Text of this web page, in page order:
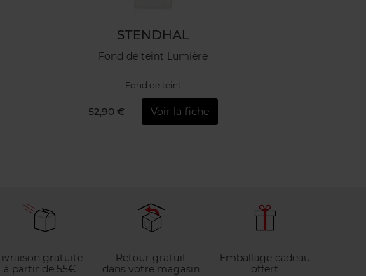
STENDHAL
Fond de teint Lumière
Fond de teint
52,90 € Voir la fiche
gratuite
à partir de 55€
Retour gratuit
dans votre magasin
Emballage cadeau
offert